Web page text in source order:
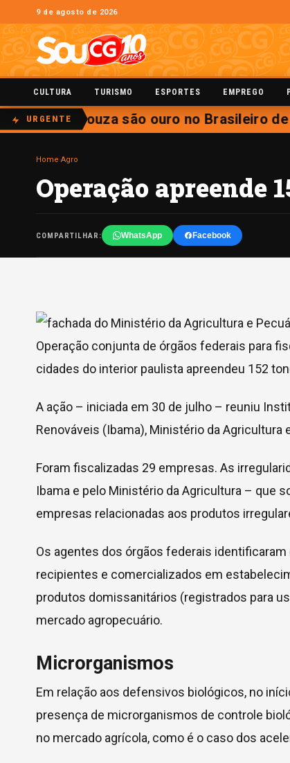
9 de agosto de 2026
CULTURA TURISMO ESPORTES EMPREGO
URGENTE
e Caio Souza são ouro no Brasileiro de
Home Agro
Operação apreende
COMPARTILHAR: WhatsApp Facebook
Operação conjunta de órgãos federais para
cidades do interior paulista apreendeu 152
A ação – iniciada em 30 de julho – reuniu
Renováveis (Ibama), Ministério da Agricultura
Foram fiscalizadas 29 empresas. As
Ibama e pelo Ministério da Agricultura – que
empresas relacionadas aos produtos
Os agentes dos órgãos federais
recipientes e comercializados em
produtos domissanitários (registrados para
mercado agropecuário.
Microrganismos
Em relação aos defensivos biológicos, no
presença de microrganismos de controle
no mercado agrícola, como é o caso dos